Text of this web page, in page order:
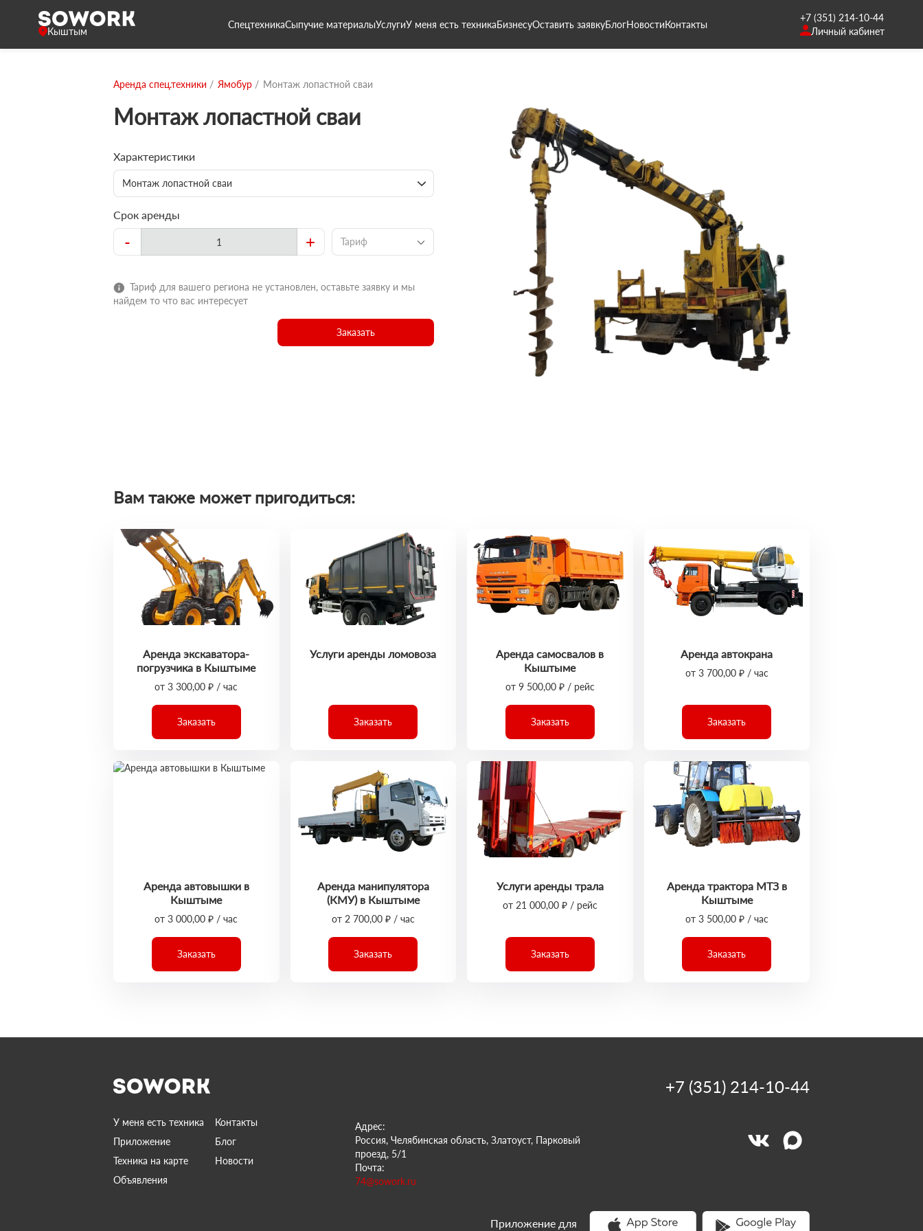
Кыштым
СпецтехникаСыпучие материалыУслугиУ меня есть техникаБизнесуОставить заявкуБлогНовостиКонтакты
+7 (351) 214-10-44
Личный кабинет
Аренда спец.техники Ямобур Монтаж лопастной сваи
Монтаж лопастной сваи
Характеристики
Монтаж лопастной сваи
Срок аренды
- + Тариф
Тариф для вашего региона не установлен, оставьте заявку и мы
найдем то что вас интересует
Заказать
Вам также может пригодиться:
Аренда экскаватора-
погрузчика в Кыштыме
от 3 300,00 ₽ / час
Заказать
Услуги аренды ломовоза
Заказать
Аренда самосвалов в
Кыштыме
от 9 500,00 ₽ / рейс
Заказать
Аренда автокрана
от 3 700,00 ₽ / час
Заказать
Аренда автовышки в
Кыштыме
от 3 000,00 ₽ / час
Заказать
Аренда манипулятора
(КМУ) в Кыштыме
от 2 700,00 ₽ / час
Заказать
Услуги аренды трала
от 21 000,00 ₽ / рейс
Заказать
Аренда трактора МТЗ в
Кыштыме
от 3 500,00 ₽ / час
Заказать
У меня есть техника
Контакты
Приложение
Блог
Техника на карте
Новости
Объявления
Адрес:
Россия, Челябинская область, Златоуст, Парковый
проезд, 5/1
Почта:
74@sowork.ru
+7 (351) 214-10-44
Приложение для